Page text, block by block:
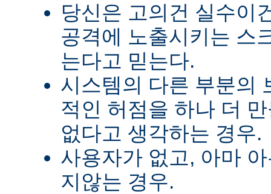
당신은 고의건 실수이
공격에 노출시키는 스
는다고 믿는다.
시스템의 다른 부분의
적인 허점을 하나 더
없다고 생각하는 경우.
사용자가 없고, 아마
지않는 경우.